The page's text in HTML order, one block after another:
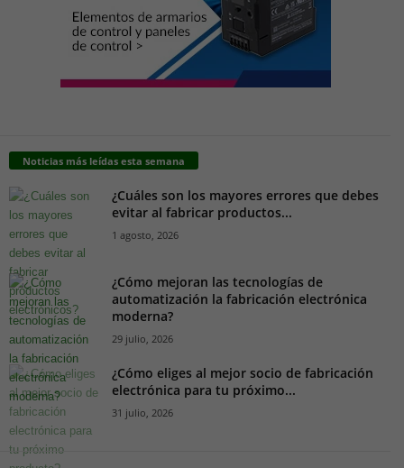
Noticias más leídas esta semana
¿Cuáles son los mayores errores que debes
evitar al fabricar productos...
1 agosto, 2026
¿Cómo mejoran las tecnologías de
automatización la fabricación electrónica
moderna?
29 julio, 2026
¿Cómo eliges al mejor socio de fabricación
electrónica para tu próximo...
31 julio, 2026